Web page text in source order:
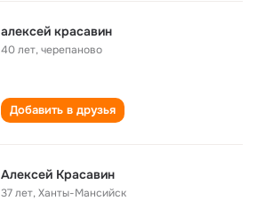
алексей красавин
40 лет,черепаново
Добавить в друзья
Алексей Красавин
37 лет,Ханты-Мансийск